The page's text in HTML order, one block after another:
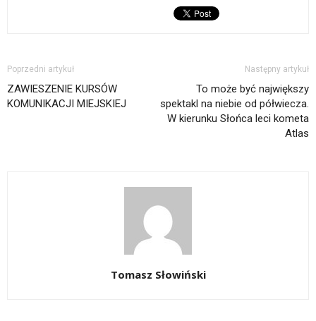
Poprzedni artykuł
ZAWIESZENIE KURSÓW
KOMUNIKACJI MIEJSKIEJ
Następny artykuł
To może być największy
spektakl na niebie od półwiecza.
W kierunku Słońca leci kometa
Atlas
Tomasz Słowiński